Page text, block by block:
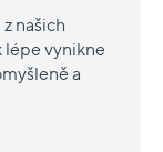
našich
lépe vynikne
a